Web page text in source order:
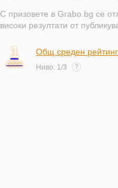
С призовете в Grabo.bg се
високи резултати от
1
ниво
Общ среден
Ниво: 1/3 ?